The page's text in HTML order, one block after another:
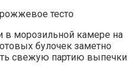
в морозильной камере на
булочек заметно
свежую партию выпечки